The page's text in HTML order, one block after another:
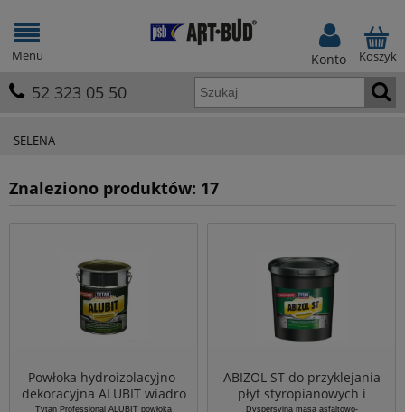
Koszyk
Konto
52 323 05 50
Menu
SELENA
Znaleziono produktów: 17
Powłoka hydroizolacyjno-
dekoracyjna ALUBIT wiadro
Tytan Professional ALUBIT powłoka
ABIZOL ST do przyklejania
płyt styropianowych i
Dyspersyjna masa asfaltowo-